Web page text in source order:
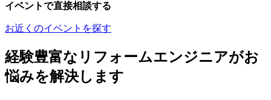
イベントで直接相談する
お近くのイベントを探す
経験豊富なリフォームエンジニアがお
悩みを解決します